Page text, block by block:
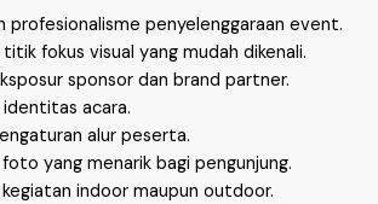
profesionalisme penyelenggaraan event.
fokus visual yang mudah dikenali.
sponsor dan brand partner.
acara.
alur peserta.
yang menarik bagi pengunjung.
indoor maupun outdoor.